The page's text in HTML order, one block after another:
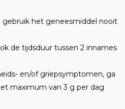
het geneesmiddel nooit
de tijdsduur tussen 2 innames
en/of griepsymptomen, ga
maximum van 3 g per dag